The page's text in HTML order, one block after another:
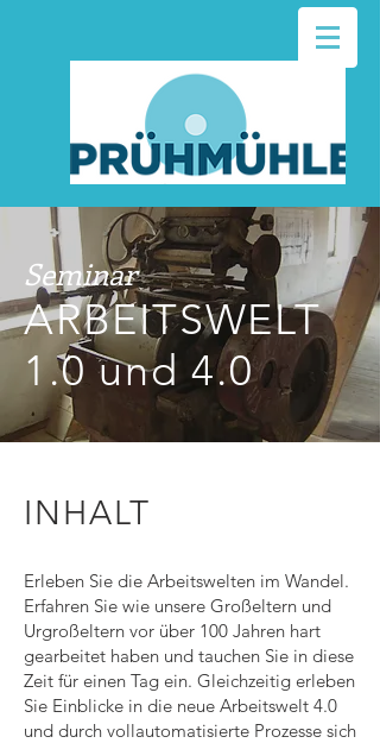
Seminar
ARBEITSWELT
1.0 und 4.0
INHALT
Erleben Sie die Arbeitswelten im Wandel.
Erfahren Sie wie unsere Großeltern und
Urgroßeltern vor über 100 Jahren hart
gearbeitet haben und tauchen Sie in diese
Zeit für einen Tag ein. Gleichzeitig erleben
Sie Einblicke in die neue Arbeitswelt 4.0
und durch vollautomatisierte Prozesse sich